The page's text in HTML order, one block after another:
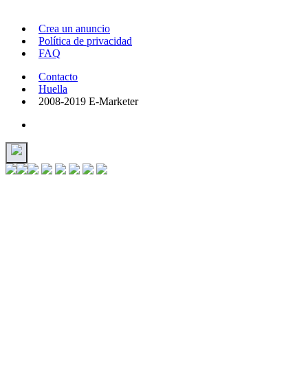
Crea un anuncio
Política de privacidad
FAQ
Contacto
Huella
2008-2019 E-Marketer